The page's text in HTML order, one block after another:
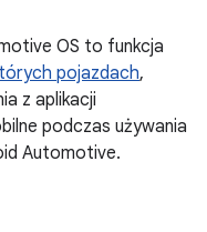
OS to funkcja
pojazdach,
z aplikacji
podczas używania
Automotive.